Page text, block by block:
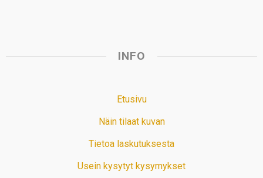
INFO
Etusivu
Näin tilaat kuvan
Tietoa laskutuksesta
Usein kysytyt kysymykset